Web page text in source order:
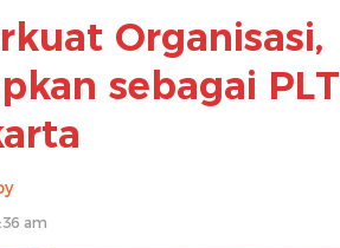
Organisasi,
sebagai PLT
am